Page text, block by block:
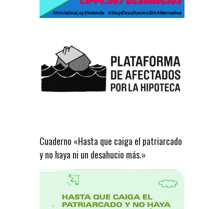
Cuaderno «Hasta que caiga el patriarcado
y no haya ni un desahucio más.»